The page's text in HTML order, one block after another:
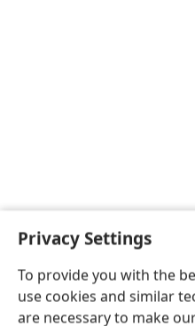
Privacy Settings
To provide you with the
use cookies and similar
are necessary to make